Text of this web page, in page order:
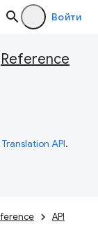
Войти
Reference
API.
API